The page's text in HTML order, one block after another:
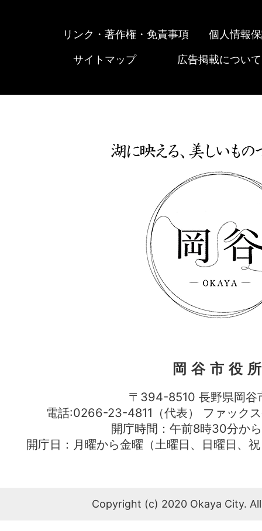
リンク・著作権・免責事項 個人情報
サイトマップ 広告掲載について
岡谷市役
〒394-8510 長野県岡谷
電話:0266-23-4811（代表） ファッ
開庁時間：午前8時30分か
開庁日：月曜から金曜（土曜日、日曜日、
Copyright (c) 2020 Okaya City.